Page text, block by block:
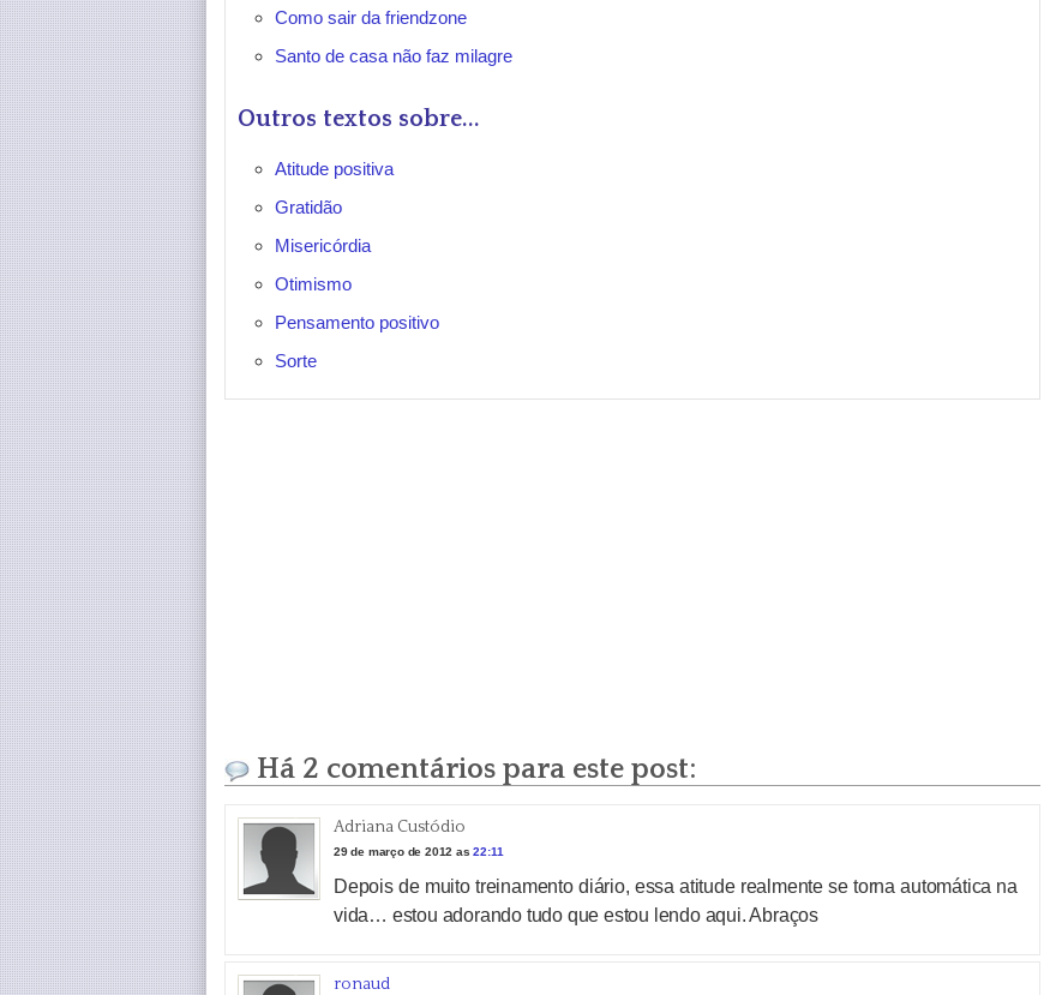
Como sair da friendzone
Santo de casa não faz milagre
Outros textos sobre...
Atitude positiva
Gratidão
Misericórdia
Otimismo
Pensamento positivo
Sorte
Há 2 comentários para este post:
Adriana Custódio
29 de março de 2012 as22:11
Depois de muito treinamento diário, essa atitude realmente se torna automática na
vida… estou adorando tudo que estou lendo aqui. Abraços
ronaud